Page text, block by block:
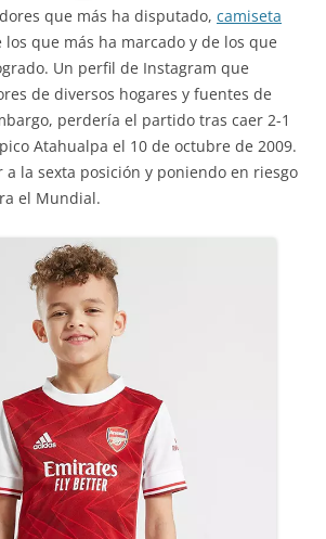
que más ha disputado, camiseta
los que más ha marcado y de los que
Un perfil de Instagram que
de diversos hogares y fuentes de
perdería el partido tras caer 2-1
Atahualpa el 10 de octubre de 2009.
a la sexta posición y poniendo en riesgo
el Mundial.